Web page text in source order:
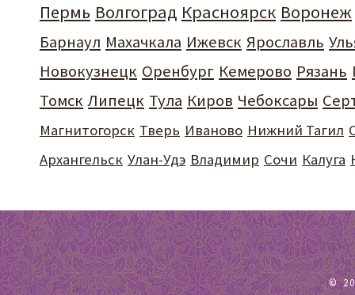
Пермь Волгоград Красноярск Воронеж
Барнаул Махачкала Ижевск Ярославль
Новокузнецк Оренбург Кемерово Рязань
Томск Липецк Тула Киров Чебоксары
Магнитогорск Тверь Иваново Нижний Тагил
Архангельск Улан-Удэ Владимир Сочи Калуга
©